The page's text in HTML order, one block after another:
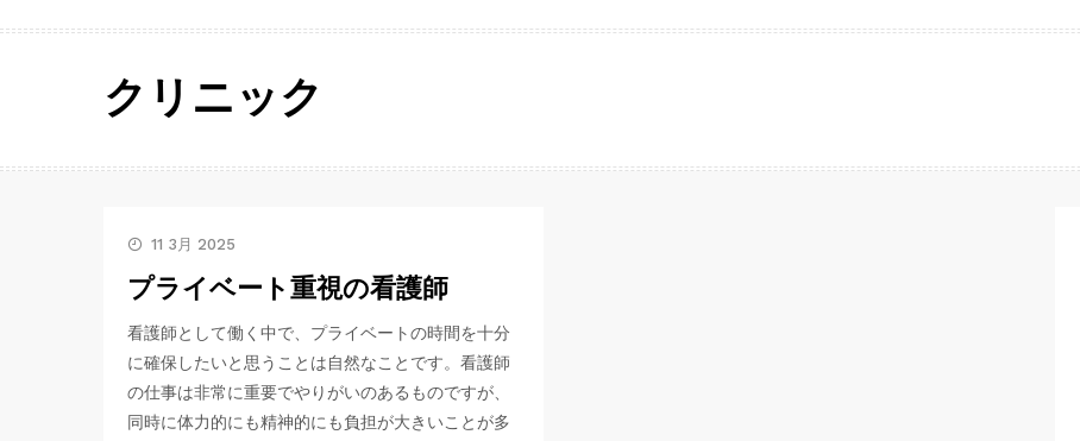
クリニック
11 3月 2025
プライベート重視の看護師
看護師として働く中で、プライベートの時間を十分
に確保したいと思うことは自然なことです。看護師
の仕事は非常に重要でやりがいのあるものですが、
同時に体力的にも精神的にも負担が大きいことが多